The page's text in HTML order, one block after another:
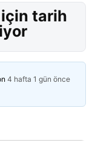
tarih
4 hafta 1 gün önce